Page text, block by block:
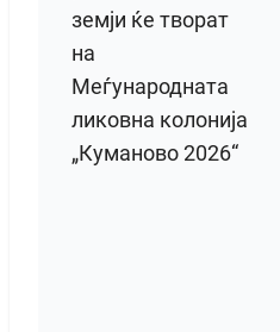
земји ќе творат
на
Меѓународната
ликовна колонија
„Куманово 2026“